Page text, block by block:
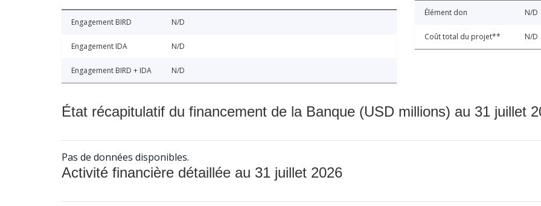
Engagement BIRD N/D
Engagement IDA N/D
Engagement BIRD + IDA N/D
Élément don N/D
Coût total du projet** N/D
État récapitulatif du financement de la Banque (USD millions) au 31 juillet
Pas de données disponibles.
Activité financière détaillée au 31 juillet 2026